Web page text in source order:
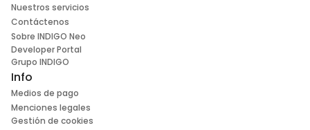
Nuestros servicios
Contáctenos
Sobre INDIGO Neo
Developer Portal
Grupo INDIGO
Info
Medios de pago
Menciones legales
Gestión de cookies